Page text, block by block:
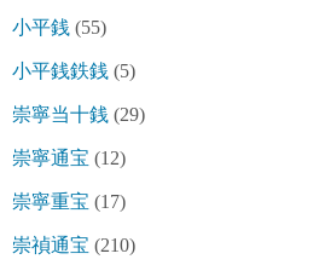
小平銭 (55)
小平銭鉄銭 (5)
崇寧当十銭 (29)
崇寧通宝 (12)
崇寧重宝 (17)
崇禎通宝 (210)